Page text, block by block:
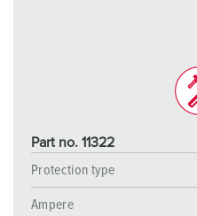
Part no. 11322
Protection type
Ampere